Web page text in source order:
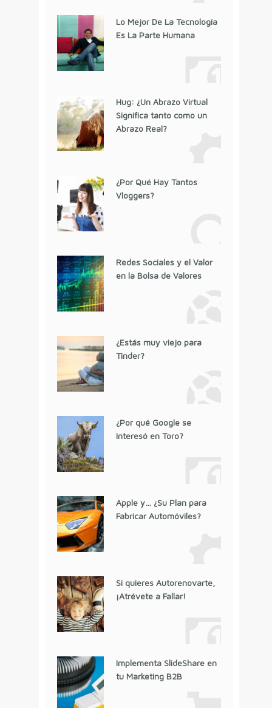
Lo Mejor De La Tecnología
Es La Parte Humana
Hug: ¿Un Abrazo Virtual
Significa tanto como un
Abrazo Real?
¿Por Qué Hay Tantos
Vloggers?
Redes Sociales y el Valor
en la Bolsa de Valores
¿Estás muy viejo para
Tinder?
¿Por qué Google se
Interesó en Toro?
Apple y… ¿Su Plan para
Fabricar Automóviles?
Si quieres Autorenovarte,
¡Atrévete a Fallar!
Implementa SlideShare en
tu Marketing B2B